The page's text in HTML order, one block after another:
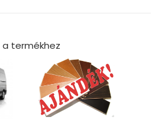
a termékhez